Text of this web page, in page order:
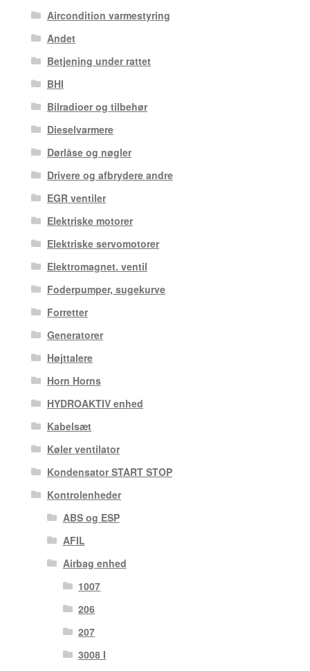
Aircondition varmestyring
Andet
Betjening under rattet
BHI
Bilradioer og tilbehør
Dieselvarmere
Dørlåse og nøgler
Drivere og afbrydere andre
EGR ventiler
Elektriske motorer
Elektriske servomotorer
Elektromagnet. ventil
Foderpumper, sugekurve
Forretter
Generatorer
Højttalere
Horn Horns
HYDROAKTIV enhed
Kabelsæt
Køler ventilator
Kondensator START STOP
Kontrolenheder
ABS og ESP
AFIL
Airbag enhed
1007
206
207
3008 I